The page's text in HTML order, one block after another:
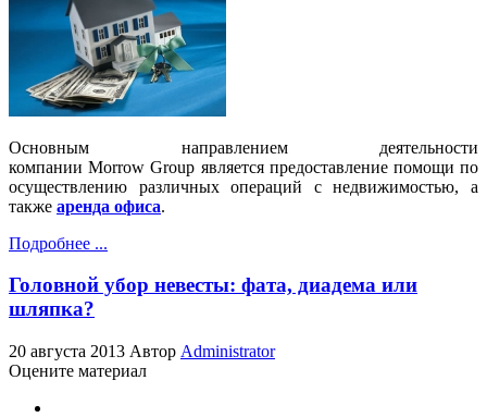
Основным направлением деятельности
компании Morrow Group является предоставление помощи по
осуществлению различных операций с недвижимостью, а
также аренда офиса.
Подробнее ...
Головной убор невесты: фата, диадема или
шляпка?
20 августа 2013 Автор Administrator
Оцените материал